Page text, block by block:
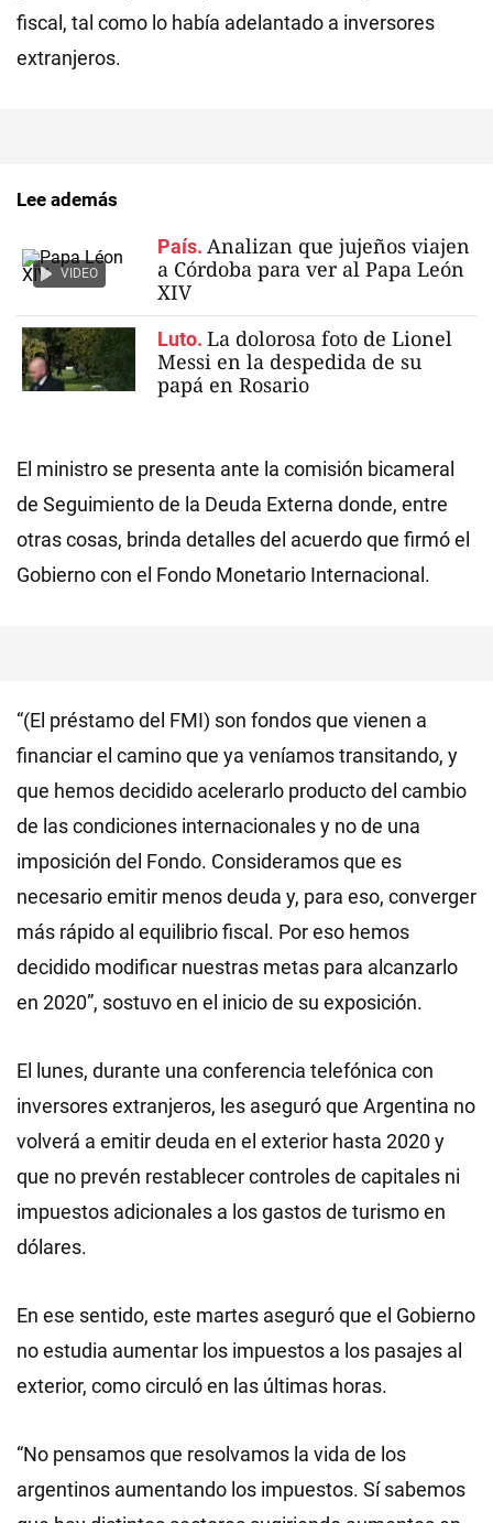
fiscal, tal como lo había adelantado a inversores
extranjeros.
Lee además
VIDEO
País. Analizan que jujeños viajen
a Córdoba para ver al Papa León
XIV
Luto. La dolorosa foto de Lionel
Messi en la despedida de su
papá en Rosario
El ministro se presenta ante la comisión bicameral
de Seguimiento de la Deuda Externa donde, entre
otras cosas, brinda detalles del acuerdo que firmó el
Gobierno con el Fondo Monetario Internacional.
“(El préstamo del FMI) son fondos que vienen a
financiar el camino que ya veníamos transitando, y
que hemos decidido acelerarlo producto del cambio
de las condiciones internacionales y no de una
imposición del Fondo. Consideramos que es
necesario emitir menos deuda y, para eso, converger
más rápido al equilibrio fiscal. Por eso hemos
decidido modificar nuestras metas para alcanzarlo
en 2020”, sostuvo en el inicio de su exposición.
El lunes, durante una conferencia telefónica con
inversores extranjeros, les aseguró que Argentina no
volverá a emitir deuda en el exterior hasta 2020 y
que no prevén restablecer controles de capitales ni
impuestos adicionales a los gastos de turismo en
dólares.
En ese sentido, este martes aseguró que el Gobierno
no estudia aumentar los impuestos a los pasajes al
exterior, como circuló en las últimas horas.
“No pensamos que resolvamos la vida de los
argentinos aumentando los impuestos. Sí sabemos